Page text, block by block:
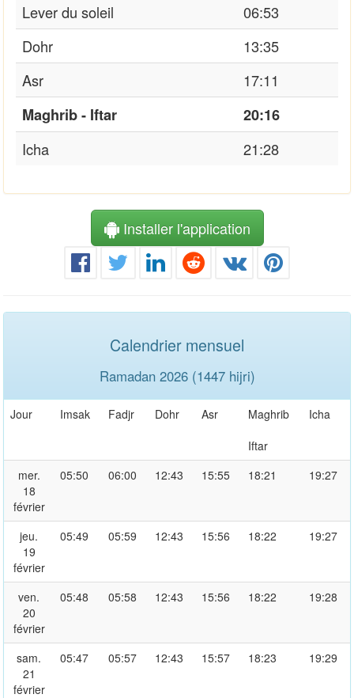
Lever du soleil
06:53
Dohr
13:35
Asr
17:11
Maghrib - Iftar
20:16
Icha
21:28
Installer l'application
Calendrier mensuel
Ramadan 2026 (1447 hijri)
Jour Imsak Fadjr Dohr Asr
Maghrib
Iftar
Icha
mer.
18
février
05:50 06:00 12:43 15:55 18:21 19:27
jeu.
19
février
05:49 05:59 12:43 15:56 18:22 19:27
ven.
20
février
05:48 05:58 12:43 15:56 18:22 19:28
sam.
21
février
05:47 05:57 12:43 15:57 18:23 19:29